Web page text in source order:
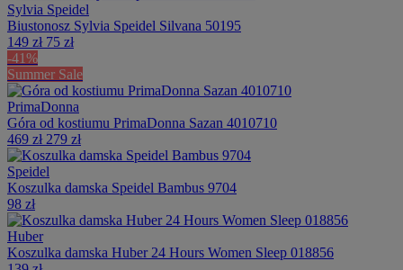
Sylvia Speidel
Biustonosz Sylvia Speidel Silvana 50195
149 zł 75 zł
-41%
Summer Sale
PrimaDonna
Góra od kostiumu PrimaDonna Sazan 4010710
469 zł 279 zł
Speidel
Koszulka damska Speidel Bambus 9704
98 zł
Huber
Koszulka damska Huber 24 Hours Women Sleep 018856